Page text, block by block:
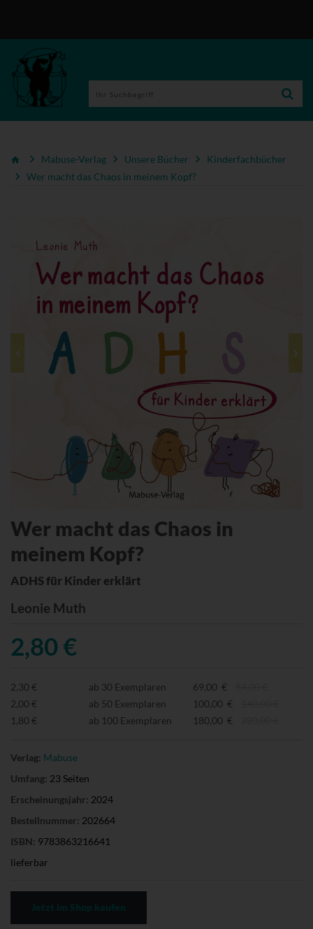
Mabuse-Verlag Unsere Bücher
Kinderfachbücher
Wer macht das Chaos in meinem Kopf?
Wer macht das Chaos in
meinem Kopf?
ADHS für Kinder erklärt
Leonie Muth
2,80 €
2,30 € ab 30 Exemplaren 69,00 €
2,00 €
ab 50 Exemplaren 100,00 €
1,80 €
ab 100 Exemplaren 180,00 €
Verlag: Mabuse
Umfang: 23 Seiten
Erscheinungsjahr: 2024
Bestellnummer: 202664
ISBN: 9783863216641
lieferbar